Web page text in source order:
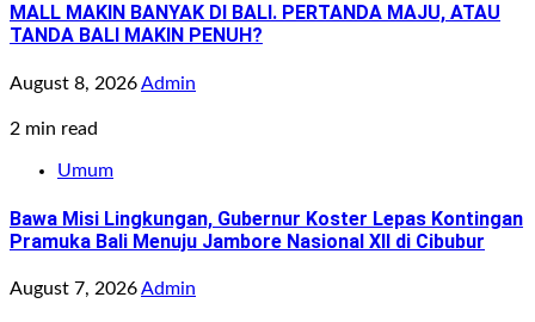
MALL MAKIN BANYAK DI BALI. PERTANDA MAJU, ATAU
TANDA BALI MAKIN PENUH?
August 8, 2026Admin
2 min read
Umum
Bawa Misi Lingkungan, Gubernur Koster Lepas Kontingan
Pramuka Bali Menuju Jambore Nasional XII di Cibubur
August 7, 2026Admin